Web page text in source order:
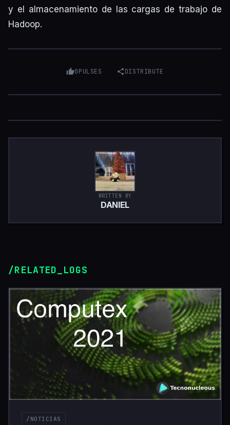
y el almacenamiento de las cargas de trabajo de
Hadoop.
0PULSES DISTRIBUTE
WRITTEN BY
DANIEL
/RELATED_LOGS
/NOTICIAS